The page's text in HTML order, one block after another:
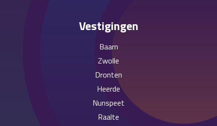
Vestigingen
Baarn
Zwolle
Dronten
Heerde
Nunspeet
Raalte